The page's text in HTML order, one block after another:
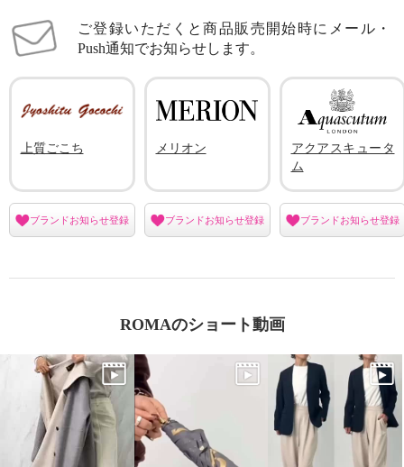
ご登録いただくと商品販売開始時にメール・
Push通知でお知らせします。
上質ごこち
ブランドお知らせ登録
メリオン
ブランドお知らせ登録
アクアスキュータ
ム
ブランドお知らせ登録
ROMAのショート動画